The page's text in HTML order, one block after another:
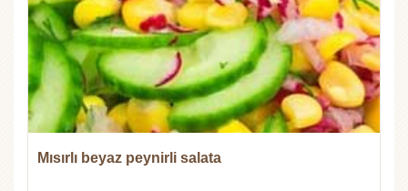
Mısırlı beyaz peynirli salata